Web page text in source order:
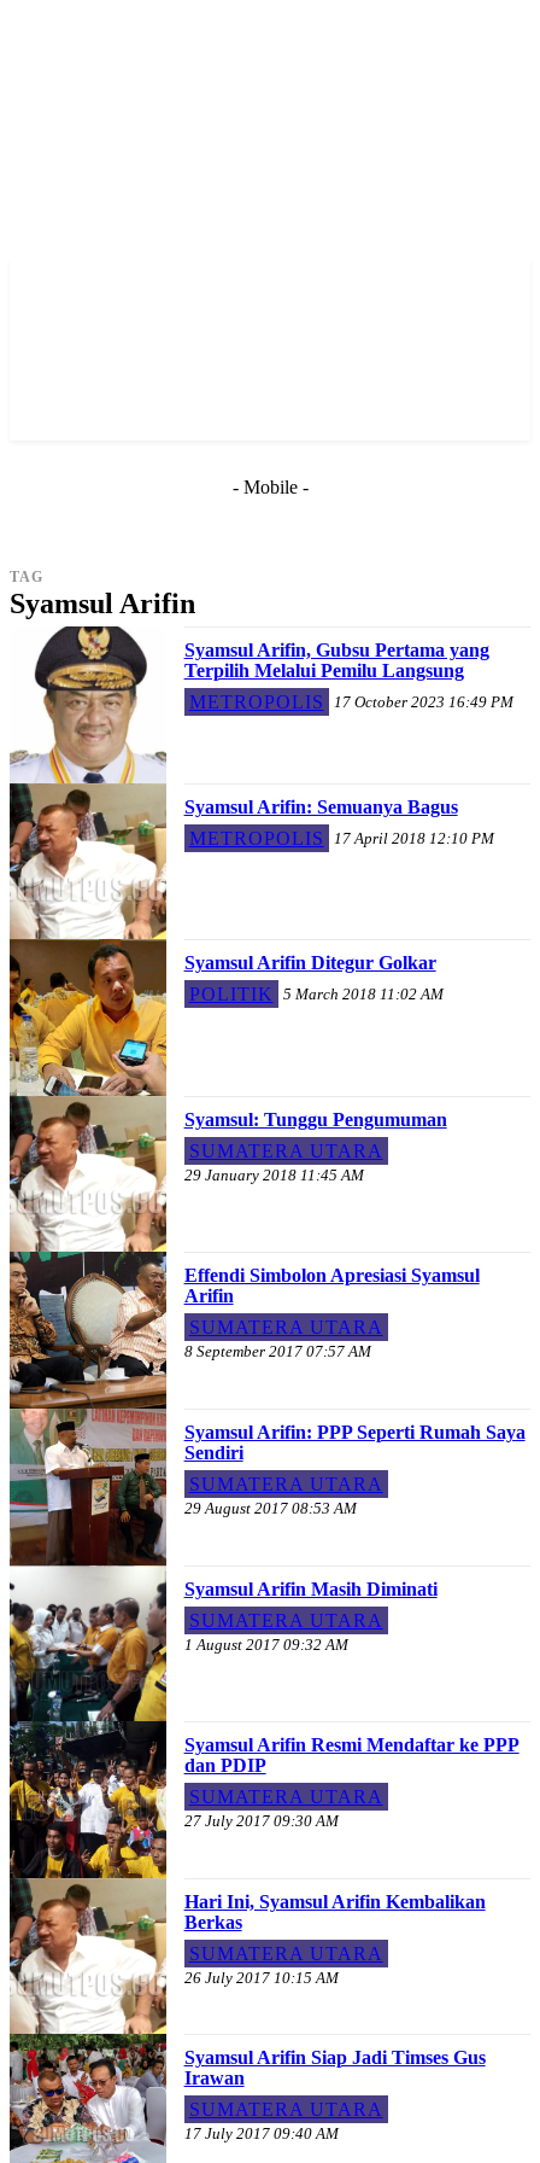
- Mobile -
TAG
Syamsul Arifin
Syamsul Arifin, Gubsu Pertama yang
Terpilih Melalui Pemilu Langsung
METROPOLIS
17 October 2023 16:49 PM
Syamsul Arifin: Semuanya Bagus
METROPOLIS
17 April 2018 12:10 PM
Syamsul Arifin Ditegur Golkar
POLITIK
5 March 2018 11:02 AM
Syamsul: Tunggu Pengumuman
SUMATERA UTARA
29 January 2018 11:45 AM
Effendi Simbolon Apresiasi Syamsul
Arifin
SUMATERA UTARA
8 September 2017 07:57 AM
Syamsul Arifin: PPP Seperti Rumah Saya
Sendiri
SUMATERA UTARA
29 August 2017 08:53 AM
Syamsul Arifin Masih Diminati
SUMATERA UTARA
1 August 2017 09:32 AM
Syamsul Arifin Resmi Mendaftar ke PPP
dan PDIP
SUMATERA UTARA
27 July 2017 09:30 AM
Hari Ini, Syamsul Arifin Kembalikan
Berkas
SUMATERA UTARA
26 July 2017 10:15 AM
Syamsul Arifin Siap Jadi Timses Gus
Irawan
SUMATERA UTARA
17 July 2017 09:40 AM